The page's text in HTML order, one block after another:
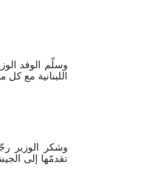
وسلّم الوفد
اللبنانية مع
وشكر الوزير
تقدمّها إلى